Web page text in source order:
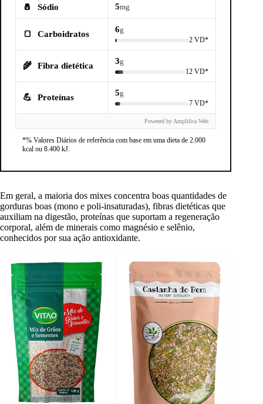
🧂 Sódio 5mg
🍞 Carboidratos 6g
2 VD*
🌾 Fibra dietética 3g
12 VD*
💪 Proteínas 5g
7 VD*
Powered by Amplifica Web
*% Valores Diários de referência com base em uma dieta de 2.000
kcal ou 8.400 kJ.
Em geral, a maioria dos mixes concentra boas quantidades de
gorduras boas (mono e poli-insaturadas), fibras dietéticas que
auxiliam na digestão, proteínas que suportam a regeneração
corporal, além de minerais como magnésio e selênio,
conhecidos por sua ação antioxidante.